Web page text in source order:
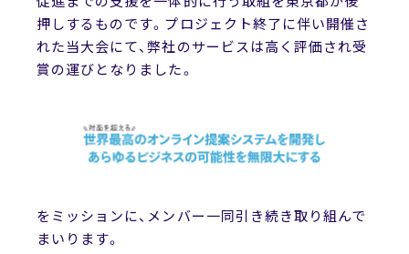
押しするものです。プロジェクト終了に伴い開催さ
れた当大会にて、弊社のサービスは高く評価され受
賞の運びとなりました。
をミッションに、メンバー一同引き続き取り組んで
まいります。